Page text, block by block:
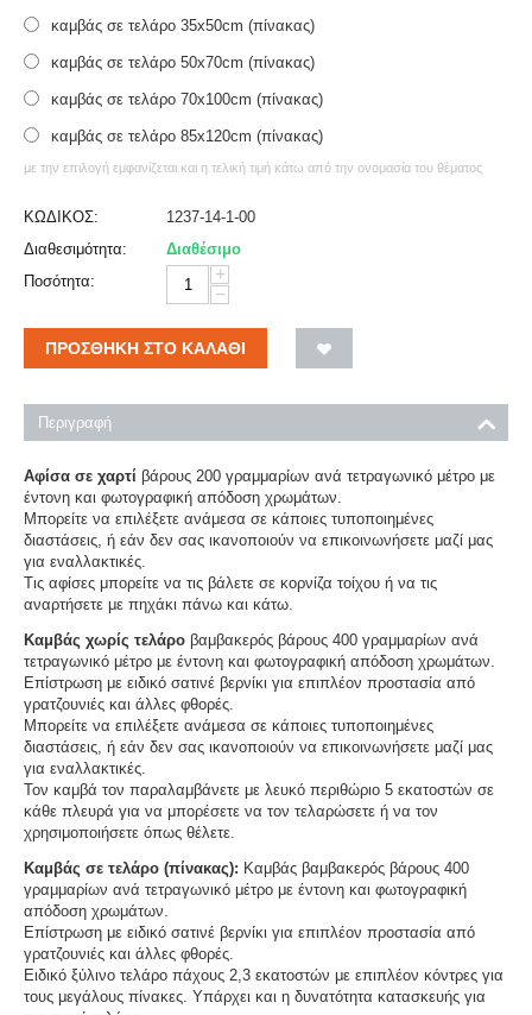
καμβάς σε τελάρο 35x50cm (πίνακας)
καμβάς σε τελάρο 50x70cm (πίνακας)
καμβάς σε τελάρο 70x100cm (πίνακας)
καμβάς σε τελάρο 85x120cm (πίνακας)
με την επιλογή εμφανίζεται και η τελική τιμή κάτω από την ονομασία του θέματος
ΚΩΔΙΚΟΣ:
1237-14-1-00
Διαθεσιμότητα:
Διαθέσιμο
Ποσότητα:
+
−
ΠΡΟΣΘΉΚΗ ΣΤΟ ΚΑΛΆΘΙ
Περιγραφή
Αφίσα σε χαρτί βάρους 200 γραμμαρίων ανά τετραγωνικό μέτρο με
έντονη και φωτογραφική απόδοση χρωμάτων.
Μπορείτε να επιλέξετε ανάμεσα σε κάποιες τυποποιημένες
διαστάσεις, ή εάν δεν σας ικανοποιούν να επικοινωνήσετε μαζί μας
για εναλλακτικές.
Τις αφίσες μπορείτε να τις βάλετε σε κορνίζα τοίχου ή να τις
αναρτήσετε με πηχάκι πάνω και κάτω.
Καμβάς χωρίς τελάρο βαμβακερός βάρους 400 γραμμαρίων ανά
τετραγωνικό μέτρο με έντονη και φωτογραφική απόδοση χρωμάτων.
Επίστρωση με ειδικό σατινέ βερνίκι για επιπλέον προστασία από
γρατζουνιές και άλλες φθορές.
Μπορείτε να επιλέξετε ανάμεσα σε κάποιες τυποποιημένες
διαστάσεις, ή εάν δεν σας ικανοποιούν να επικοινωνήσετε μαζί μας
για εναλλακτικές.
Τον καμβά τον παραλαμβάνετε με λευκό περιθώριο 5 εκατοστών σε
κάθε πλευρά για να μπορέσετε να τον τελαρώσετε ή να τον
χρησιμοποιήσετε όπως θέλετε.
Καμβάς σε τελάρο (πίνακας): Καμβάς βαμβακερός βάρους 400
γραμμαρίων ανά τετραγωνικό μέτρο με έντονη και φωτογραφική
απόδοση χρωμάτων.
Επίστρωση με ειδικό σατινέ βερνίκι για επιπλέον προστασία από
γρατζουνιές και άλλες φθορές.
Ειδικό ξύλινο τελάρο πάχους 2,3 εκατοστών με επιπλέον κόντρες για
τους μεγάλους πίνακες. Υπάρχει και η δυνατότητα κατασκευής για